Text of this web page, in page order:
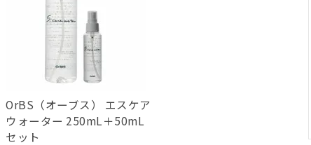
OrBS（オーブス） エスケア
ウォーター 250mL＋50mL
セット